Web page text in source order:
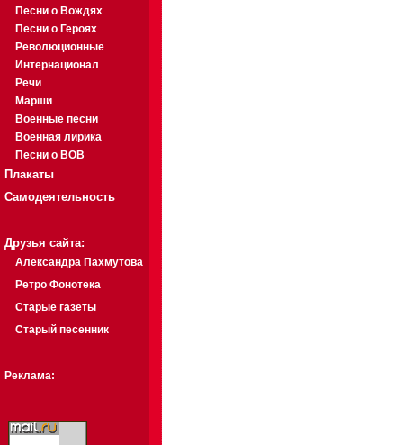
Песни о Вождях
Песни о Героях
Революционные
Интернационал
Речи
Марши
Военные песни
Военная лирика
Песни о ВОВ
Плакаты
Самодеятельность
Друзья сайта:
Александра Пахмутова
Ретро Фонотека
Старые газеты
Старый песенник
Реклама: